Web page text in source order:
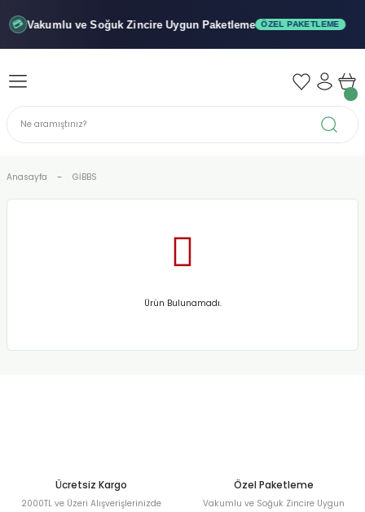
💳 Vakumlu ve SoğukZincire Uygun Paketleme ÖZEL PAKETLEME
Geri Dön
Geri Dön
Geri Dön
Anasayfa GİBBS
Ürün Bulunamadı.
Ücretsiz Kargo
2000TL ve Üzeri Alışverişlerinizde
Özel Paketleme
Vakumlu ve Soğuk Zincire Uygun